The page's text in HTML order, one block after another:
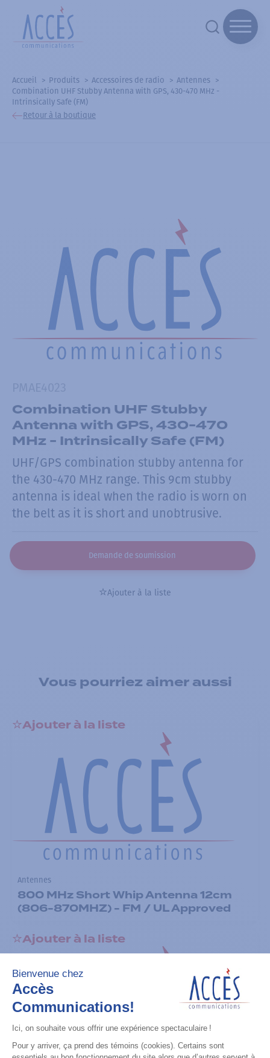
Accueil Produits Accessoires de radio
Antennes
Combination UHF Stubby Antenna with GPS, 430-470 MHz -
Intrinsically Safe (FM)
Retour à la boutique
Combination UHF Stubby
Antenna with GPS, 430-470
MHz - Intrinsically Safe (FM)
UHF/GPS combination stubby antenna for
the 430-470 MHz range. This 9cm stubby
antenna is ideal when the radio is worn on
the belt as it is short and unobtrusive.
Demande de soumission
Ajouter à la liste
Vous pourriez aimer aussi
Ajouter à la liste
Antennes
800 MHz Short Whip Antenna 12cm
(806-870MHZ) - FM / UL Approved
Ajouter à la liste